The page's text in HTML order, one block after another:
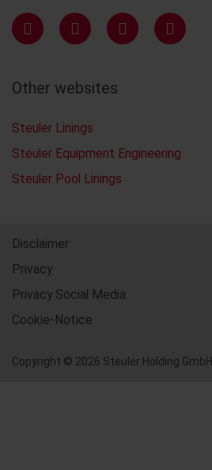
Other websites
Steuler Linings
Steuler Equipment Engineering
Steuler Pool Linings
Disclaimer
Privacy
Privacy Social Media
Cookie-Notice
Copyright © 2026 Steuler Holding GmbH